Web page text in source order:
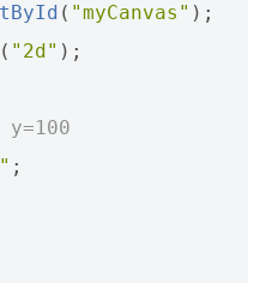
( "myCanvas" );
( "2d" );
;